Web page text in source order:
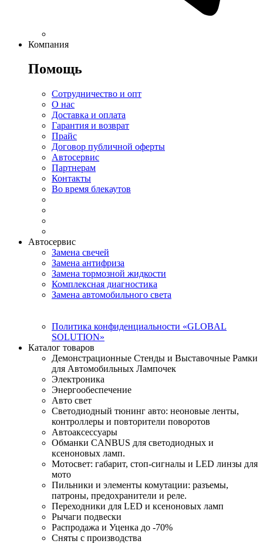
Компания
Помощь
Сотрудничество и опт
О нас
Доставка и оплата
Гарантия и возврат
Прайс
Договор публичной оферты
Автосервис
Партнерам
Контакты
Во время блекаутов
Автосервис
Замена свечей
Замена антифриза
Замена тормозной жидкости
Комплексная диагностика
Замена автомобильного света
Политика конфиденциальности «GLOBAL
SOLUTION»
Каталог товаров
Демонстрационные Стенды и Выставочные Рамки
для Автомобильных Лампочек
Электроника
Энергообеспечение
Авто свет
Светодиодный тюнинг авто: неоновые ленты,
контроллеры и повторители поворотов
Автоаксессуары
Обманки CANBUS для светодиодных и
ксеноновых ламп.
Мотосвет: габарит, стоп-сигналы и LED линзы для
мото
Пильники и элементы комутации: разъемы,
патроны, предохранители и реле.
Переходники для LED и ксеноновых ламп
Рычаги подвески
Распродажа и Уценка до -70%
Сняты с производства